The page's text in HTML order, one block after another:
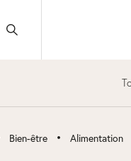
Bien-être • Alimentation